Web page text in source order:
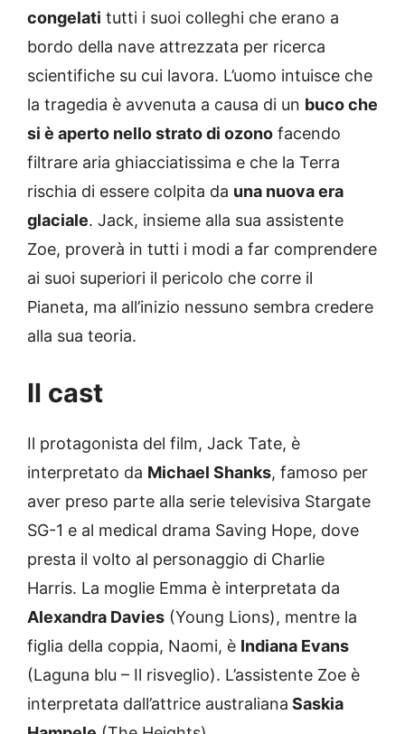
congelati tutti i suoi colleghi che erano a
bordo della nave attrezzata per ricerca
scientifiche su cui lavora. L’uomo intuisce che
la tragedia è avvenuta a causa di un buco che
si è aperto nello strato di ozono facendo
filtrare aria ghiacciatissima e che la Terra
rischia di essere colpita da una nuova era
glaciale. Jack, insieme alla sua assistente
Zoe, proverà in tutti i modi a far comprendere
ai suoi superiori il pericolo che corre il
Pianeta, ma all’inizio nessuno sembra credere
alla sua teoria.
Il cast
Il protagonista del film, Jack Tate, è
interpretato da Michael Shanks, famoso per
aver preso parte alla serie televisiva Stargate
SG-1 e al medical drama Saving Hope, dove
presta il volto al personaggio di Charlie
Harris. La moglie Emma è interpretata da
Alexandra Davies (Young Lions), mentre la
figlia della coppia, Naomi, è Indiana Evans
(Laguna blu – Il risveglio). L’assistente Zoe è
interpretata dall’attrice australiana Saskia